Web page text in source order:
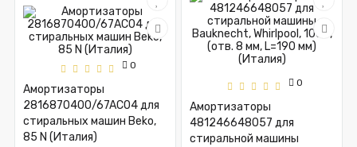
0
Амортизаторы
2816870400/67AC04 для
стиральных машин Beko,
85 N (Италия)
0
Амортизаторы
481246648057 для
стиральной машины